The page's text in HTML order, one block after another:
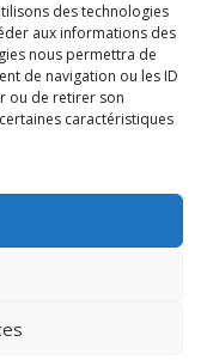
des technologies
aux informations des
nous permettra de
de navigation ou les ID
ou de retirer son
caractéristiques